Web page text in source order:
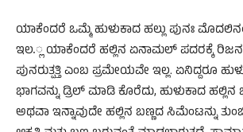
ಯಾಕೆಂದರೆ ಒಮ್ಮೆ ಹುಳುಕಾದ ಹಲ್ಲು ಪುನಃ
ಇಲ.್ಲ ಯಾಕೆಂದರೆ ಹಲ್ಲಿನ ಏನಾಮಲ್ ಪದರಕ್ಕೆ
ಪುನರುತ್ಪತ್ತಿ ಎಂಬ ಪ್ರಮೇಯವೇ ಇಲ್ಲ. ಏನಿದ್ದರೂ
ಭಾಗವನ್ನು ಡ್ರಿಲ್ ಮಾಡಿ ಕೊರೆದು, ಹುಳುಕಾದ ಹಲ್ಲಿನ
ಅಥವಾ ಇನ್ನಾವುದೇ ಹಲ್ಲಿನ ಬಣ್ಣದ ಸಿಮೆಂಟನ್ನು